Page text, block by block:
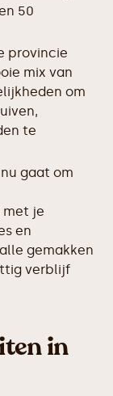
50
provincie
mix van
om
te
gaat om
met je
en
gemakken
verblijf
in